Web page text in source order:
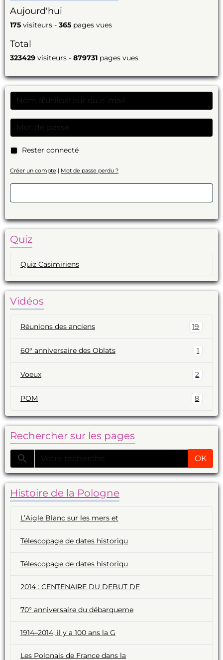
Aujourd'hui
175 visiteurs - 365 pages vues
Total
323429 visiteurs - 879731 pages vues
Rester connecté
Créer un compte | Mot de passe perdu ?
Quiz
Quiz Casimiriens
Vidéos
Réunions des anciens 19
60° anniversaire des Oblats 1
Voeux 2
POM 8
Rechercher sur les pages
OK
Histoire de la Pologne
L’Aigle Blanc sur les mers et
Télescopage de dates historiqu
Télescopage de dates historiqu
2014 : CENTENAIRE DU DEBUT DE
70° anniversaire du débarqueme
1914–2014, il y a 100 ans la G
Les Polonais de France dans la